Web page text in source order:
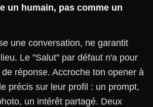
un humain, pas comme un
une conversation, ne garantit
Le "Salut" par défaut n'a pour
réponse. Accroche ton opener à
précis sur leur profil : un prompt,
un intérêt partagé. Deux